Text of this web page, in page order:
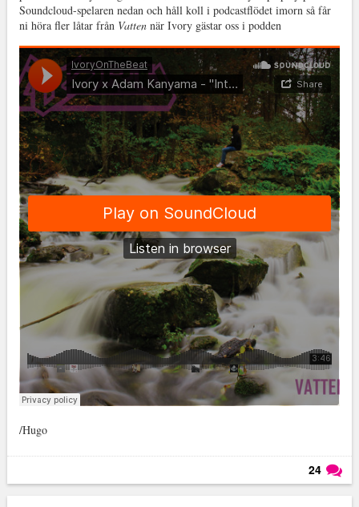
Soundcloud-spelaren nedan och håll koll i podcastflödet imorn så får
ni höra fler låtar från Vattennär Ivory gästar oss i podden
/Hugo
24